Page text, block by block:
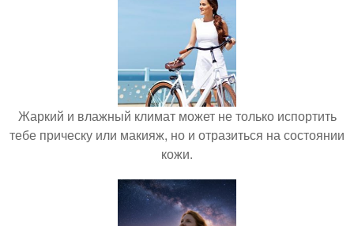
Жаркий и влажный климат может не только испортить
тебе прическу или макияж, но и отразиться на состоянии
кожи.